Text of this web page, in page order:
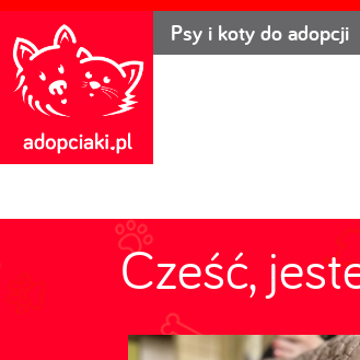
Psy i koty do adopcji
Cześć,